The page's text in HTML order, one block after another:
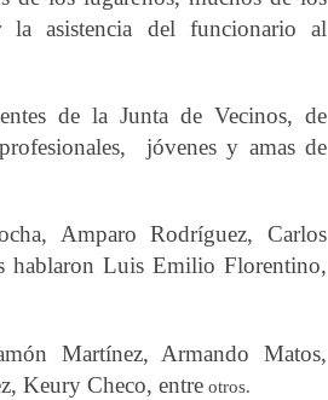
la asistencia del funcionario al
de la Junta de Vecinos, de
jóvenes y amas de
Amparo Rodríguez, Carlos
hablaron Luis Emilio Florentino,
Martínez, Armando Matos,
Keury Checo, entre otros.